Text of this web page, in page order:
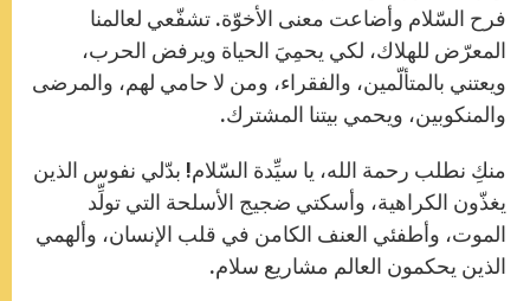
فرح السّلام وأضاعت معنى الأخوّة. تشفّعي لعالمنا
المعرّض للهلاك، لكي يحمِيَ الحياة ويرفض الحرب،
ويعتني بالمتألّمين، والفقراء، ومن لا حامي لهم، والمرضى
والمنكوبين، ويحمي بيتنا المشترك.
منكِ نطلب رحمة الله، يا سيِّدة السّلام! بدّلي نفوس الذين
يغذّون الكراهية، وأسكتي ضجيج الأسلحة التي تولِّد
الموت، وأطفئي العنف الكامن في قلب الإنسان، وألهمي
الذين يحكمون العالم مشاريع سلام.